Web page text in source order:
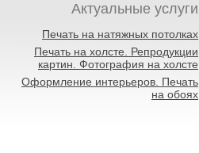
Актуальные услуги
Печать на натяжных потолках
Печать на холсте. Репродукции
картин. Фотография на холсте
Оформление интерьеров. Печать
на обоях